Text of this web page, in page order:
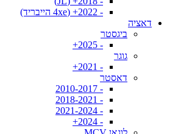
- 2022+ (4xe הייבריד)
דאציה
ביגסטר
- 2025+
גוגר
- 2021+
דאסטר
- 2010-2017
- 2018-2021
- 2021-2024
- 2024+